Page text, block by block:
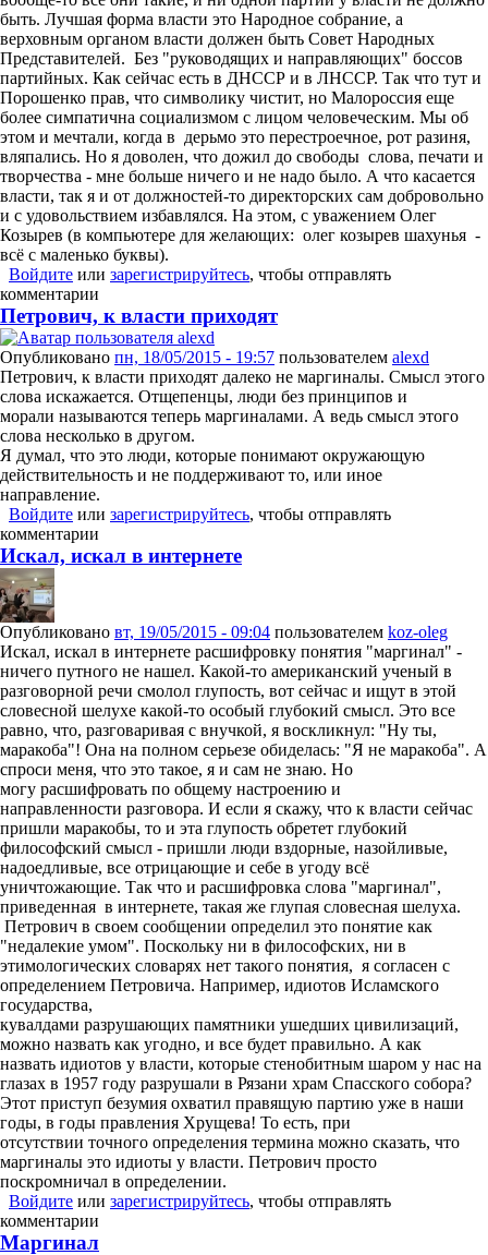
быть. Лучшая форма власти это Народное собрание, а
верховным органом власти должен быть Совет Народных
Представителей. Без "руководящих и направляющих" боссов
партийных. Как сейчас есть в ДНССР и в ЛНССР. Так что тут и
Порошенко прав, что символику чистит, но Малороссия еще
более симпатична социализмом с лицом человеческим. Мы об
этом и мечтали, когда в дерьмо это перестроечное, рот разиня,
вляпались. Но я доволен, что дожил до свободы слова, печати и
творчества - мне больше ничего и не надо было. А что касается
власти, так я и от должностей-то директорских сам добровольно
и с удовольствием избавлялся. На этом, с уважением Олег
Козырев (в компьютере для желающих: олег козырев шахунья -
всё с маленько буквы).
Войдите или зарегистрируйтесь, чтобы отправлять
комментарии
Петрович, к власти приходят
Опубликовано пн, 18/05/2015 - 19:57 пользователем alexd
Петрович, к власти приходят далеко не маргиналы. Смысл этого
слова искажается. Отщепенцы, люди без принципов и
морали называются теперь маргиналами. А ведь смысл этого
слова несколько в другом.
Я думал, что это люди, которые понимают окружающую
действительность и не поддерживают то, или иное
направление.
Войдите или зарегистрируйтесь, чтобы отправлять
комментарии
Искал, искал в интернете
Опубликовано вт, 19/05/2015 - 09:04 пользователем koz-oleg
Искал, искал в интернете расшифровку понятия "маргинал" -
ничего путного не нашел. Какой-то американский ученый в
разговорной речи смолол глупость, вот сейчас и ищут в этой
словесной шелухе какой-то особый глубокий смысл. Это все
равно, что, разговаривая с внучкой, я воскликнул: "Ну ты,
маракоба"! Она на полном серьезе обиделась: "Я не маракоба". А
спроси меня, что это такое, я и сам не знаю. Но
могу расшифровать по общему настроению и
направленности разговора. И если я скажу, что к власти сейчас
пришли маракобы, то и эта глупость обретет глубокий
философский смысл - пришли люди вздорные, назойливые,
надоедливые, все отрицающие и себе в угоду всё
уничтожающие. Так что и расшифровка слова "маргинал",
приведенная в интернете, такая же глупая словесная шелуха.
Петрович в своем сообщении определил это понятие как
"недалекие умом". Поскольку ни в философских, ни в
этимологических словарях нет такого понятия, я согласен с
определением Петровича. Например, идиотов Исламского
государства,
кувалдами разрушающих памятники ушедших цивилизаций,
можно назвать как угодно, и все будет правильно. А как
назвать идиотов у власти, которые стенобитным шаром у нас на
глазах в 1957 году разрушали в Рязани храм Спасского собора?
Этот приступ безумия охватил правящую партию уже в наши
годы, в годы правления Хрущева! То есть, при
отсутствии точного определения термина можно сказать, что
маргиналы это идиоты у власти. Петрович просто
поскромничал в определении.
Войдите или зарегистрируйтесь, чтобы отправлять
комментарии
Маргинал